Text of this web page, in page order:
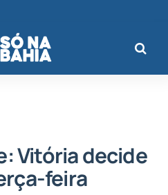
Vitória decide
feira